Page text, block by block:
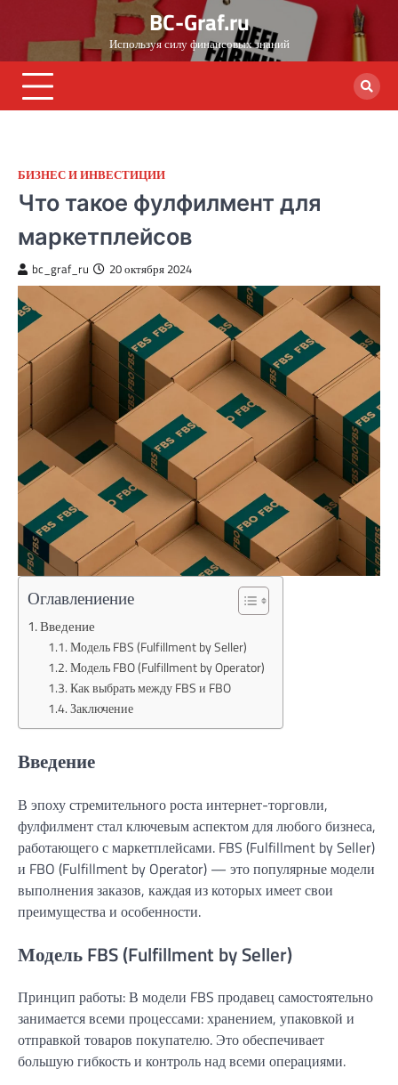
content
BC-Graf.ru
Используя силу финансовых знаний
БИЗНЕС И ИНВЕСТИЦИИ
Что такое фулфилмент для
маркетплейсов
bc_graf_ru 20 октября 2024
Оглавлениение
Введение
Модель FBS (Fulfillment by Seller)
Модель FBO (Fulfillment by Operator)
Как выбрать между FBS и FBO
Заключение
Введение
В эпоху стремительного роста интернет-торговли,
фулфилмент стал ключевым аспектом для любого бизнеса,
работающего с маркетплейсами. FBS (Fulfillment by Seller)
и FBO (Fulfillment by Operator) — это популярные модели
выполнения заказов, каждая из которых имеет свои
преимущества и особенности.
Модель FBS (Fulfillment by Seller)
Принцип работы: В модели FBS продавец самостоятельно
занимается всеми процессами: хранением, упаковкой и
отправкой товаров покупателю. Это обеспечивает
большую гибкость и контроль над всеми операциями.